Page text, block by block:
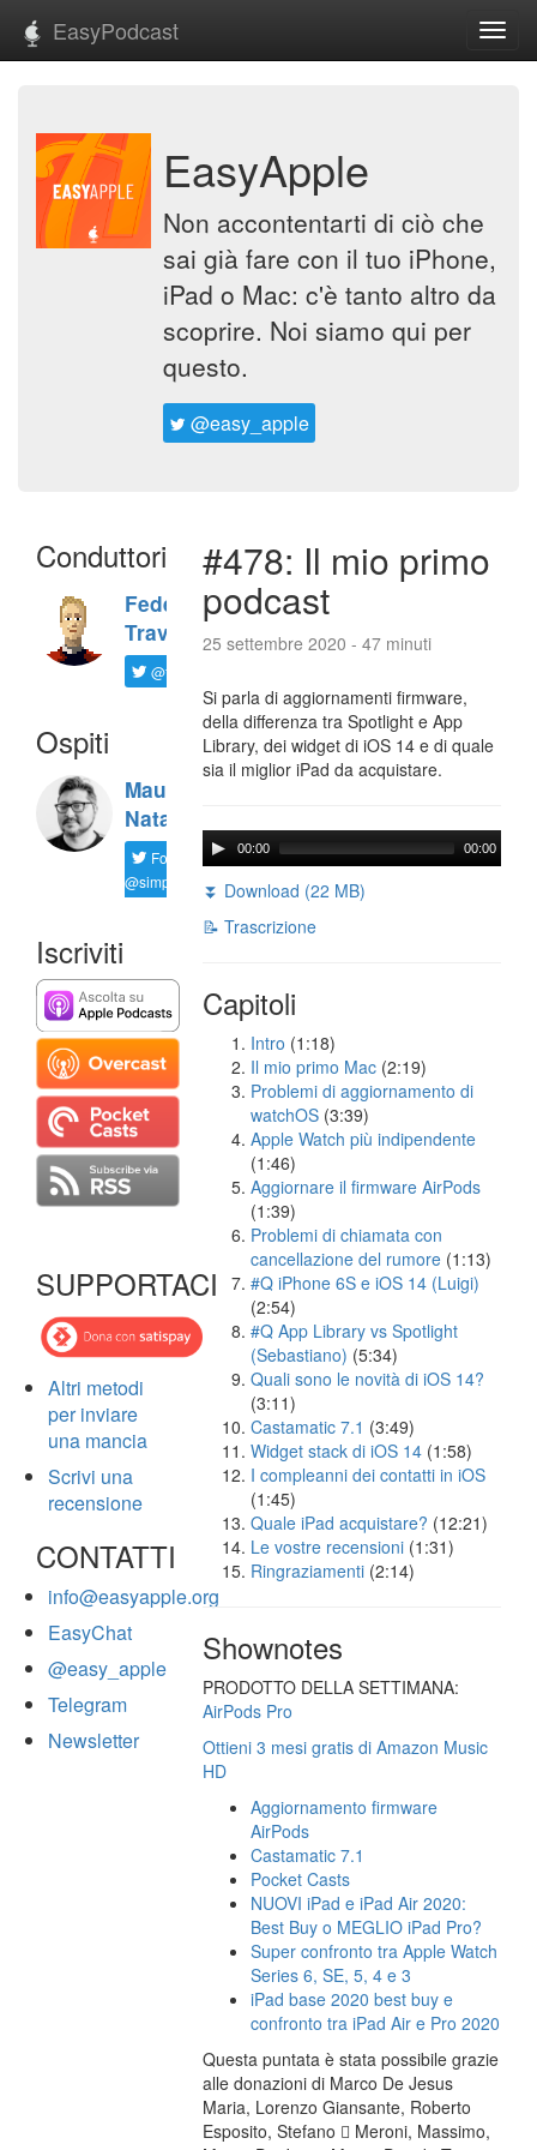
EasyPodcast
EasyApple
Non accontentarti di ciò che
sai già fare con il tuo iPhone,
iPad o Mac: c'è tanto altro da
scoprire. Noi siamo qui per
questo.
@easy_apple
Conduttori
Federico
Travaini
@ftrava
Ospiti
Maurizio
Natali
Follow
@simplemal
Iscriviti
SUPPORTACI
Altri metodi
per inviare
una mancia
Scrivi una
recensione
CONTATTI
info@easyapple.org
EasyChat
@easy_apple
Telegram
Newsletter
#478: Il mio primo
podcast
25 settembre 2020 - 47 minuti
Si parla di aggiornamenti firmware,
della differenza tra Spotlight e App
Library, dei widget di iOS 14 e di quale
sia il miglior iPad da acquistare.
00:00 00:00
⏬ Download (22 MB)
📝 Trascrizione
Capitoli
Intro (1:18)
Il mio primo Mac (2:19)
Problemi di aggiornamento di
watchOS (3:39)
Apple Watch più indipendente
(1:46)
Aggiornare il firmware AirPods
(1:39)
Problemi di chiamata con
cancellazione del rumore (1:13)
#Q iPhone 6S e iOS 14 (Luigi)
(2:54)
#Q App Library vs Spotlight
(Sebastiano) (5:34)
Quali sono le novità di iOS 14?
(3:11)
Castamatic 7.1 (3:49)
Widget stack di iOS 14 (1:58)
I compleanni dei contatti in iOS
(1:45)
Quale iPad acquistare? (12:21)
Le vostre recensioni (1:31)
Ringraziamenti (2:14)
Shownotes
PRODOTTO DELLA SETTIMANA:
AirPods Pro
Ottieni 3 mesi gratis di Amazon Music
HD
Aggiornamento firmware
AirPods
Castamatic 7.1
Pocket Casts
NUOVI iPad e iPad Air 2020:
Best Buy o MEGLIO iPad Pro?
Super confronto tra Apple Watch
Series 6, SE, 5, 4 e 3
iPad base 2020 best buy e
confronto tra iPad Air e Pro 2020
Questa puntata è stata possibile grazie
alle donazioni di Marco De Jesus
Maria, Lorenzo Giansante, Roberto
Esposito, Stefano  Meroni, Massimo,